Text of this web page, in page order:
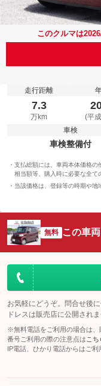
このクルマは
走行距離
7.3
万km (平
車検
車検整備付
支払総額には、車両本体価格の
相当額等、購入時に必要な全て
当該価格は、登録等の時期や地
無料 この車
お気軽にどうぞ。問合せ後
ドレスは販売店に公開されま
※無料電話をご利用の場合は、
番号ご利用の際の注意点は こち
IP電話、ひかり電話からはご利